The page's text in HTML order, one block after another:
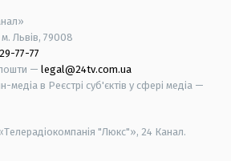
Львів, 79008
77-77
— legal@24tv.com.ua
медіа в Реєстрі суб'єктів у сфері медіа —
"Люкс"», 24 Канал.